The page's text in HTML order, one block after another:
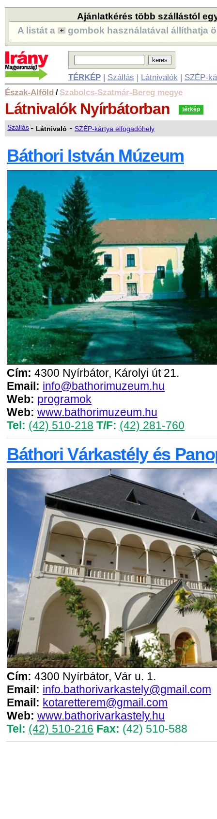
Ajánlatkérés több szállástól
A listát a
gombok használatával állíthatja
TÉRKÉP| Szállás | Látnivalók | SZÉP-
Észak-Alföld / Szabolcs-Szatmár-Bereg megye
Látnivalók Nyírbátorban térkép
Szállás- Látnivaló - SZÉP-kártya elfogadóhely
Báthori István Múzeum
Cím: 4300 Nyírbátor, Károlyi út 21.
Email: info@bathorimuzeum.hu
Web: programok
Web: www.bathorimuzeum.hu
Tel: (42) 510-218 T/F: (42) 281-760
Báthori Várkastély és
Cím: 4300 Nyírbátor, Vár u. 1.
Email: info.bathorivarkastely@gmail.com
Email: kotaretterem@gmail.com
Web: www.bathorivarkastely.hu
Tel: (42) 510-216 Fax: (42) 510-588